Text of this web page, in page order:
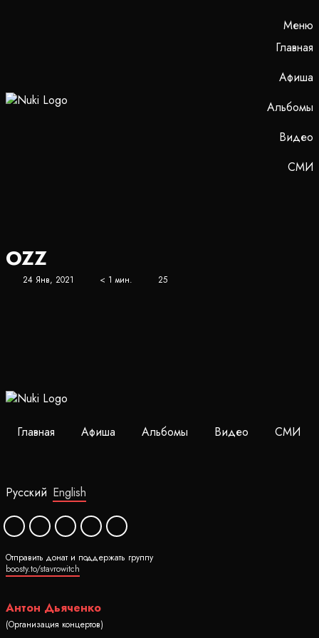
Меню
Главная
Афиша
Альбомы
Видео
СМИ
OZZ
24 Янв, 2021 < 1 мин. 25
Главная Афиша Альбомы Видео СМИ
Русский English
Отправить донат и поддержать группу
boosty.to/stavrowitch
Антон Дьяченко
(Организация концертов)